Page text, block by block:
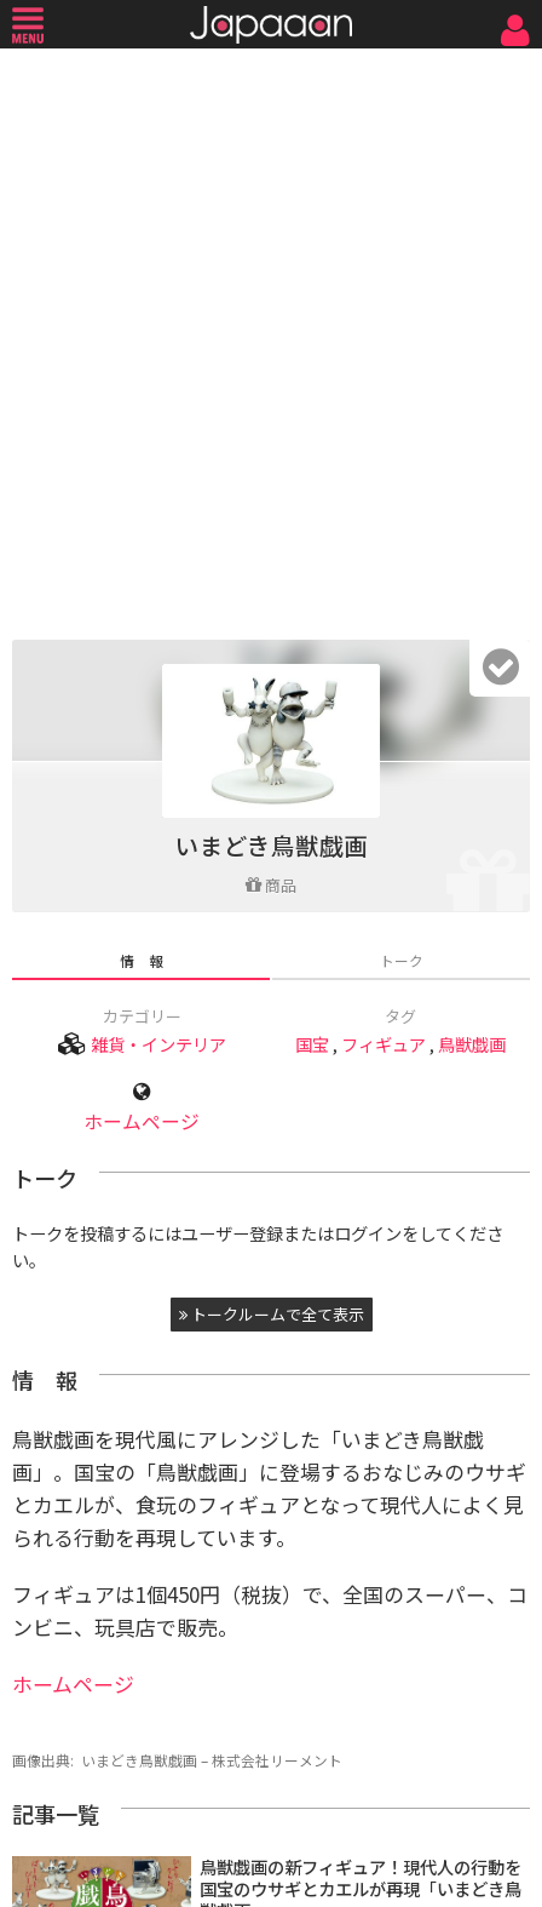
いまどき鳥獣戯画
商品
情 報 トーク
カテゴリー
雑貨・インテリア
タグ
国宝, フィギュア , 鳥獣戯画
ホームページ
トーク
トークを投稿するにはユーザー登録またはログインをしてくださ
い。
トークルームで全て表示
情 報
鳥獣戯画を現代風にアレンジした「いまどき鳥獣戯
画」。国宝の「鳥獣戯画」に登場するおなじみのウサギ
とカエルが、食玩のフィギュアとなって現代人によく見
られる行動を再現しています。
フィギュアは1個450円（税抜）で、全国のスーパー、コ
ンビニ、玩具店で販売。
ホームページ
画像出典: いまどき鳥獣戯画 – 株式会社リーメント
記事一覧
鳥獣戯画の新フィギュア！現代人の行動を
国宝のウサギとカエルが再現「いまどき鳥